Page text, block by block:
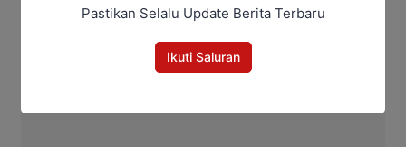
Pastikan Selalu Update Berita Terbaru
Ikuti Saluran